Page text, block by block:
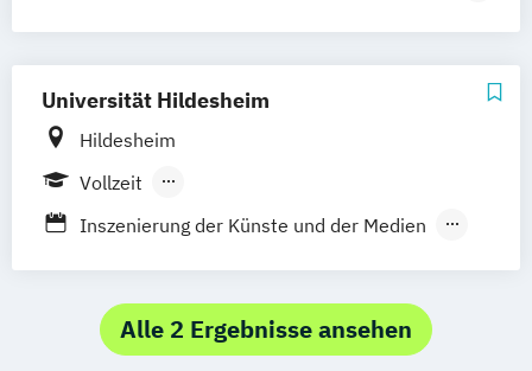
(Major) Musik (verschiedene
Gesang
Gesang in freiberuflicher Tätigkeit
(verschiedene Studienschwerpunkte)
JazzRockPop
Kammermusik (verschiedene
Universität Hildesheim
Hildesheim
Vollzeit
Berufsbegleitendes Präsenzstudium
Inszenierung der Künste und der Medien
Lehramt Musik
Literarisches Schreiben und Lektorieren
Alle 2 Ergebnisse ansehen